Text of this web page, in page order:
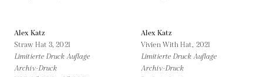
Alex Katz
Straw Hat 3,2021
Limitierte Druck Auflage
Archiv-Druck
Alex Katz
Vivien With Hat, 2021
Limitierte Druck Auflage
Archiv-Druck